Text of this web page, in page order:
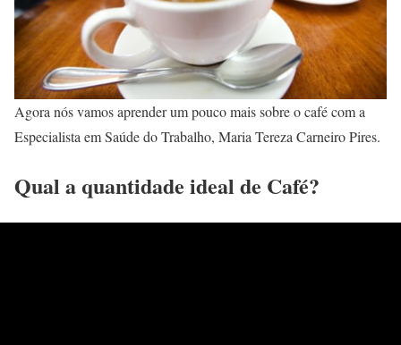
Agora nós vamos aprender um pouco mais sobre o café com a
Especialista em Saúde do Trabalho, Maria Tereza Carneiro Pires.
Qual a quantidade ideal de Café?